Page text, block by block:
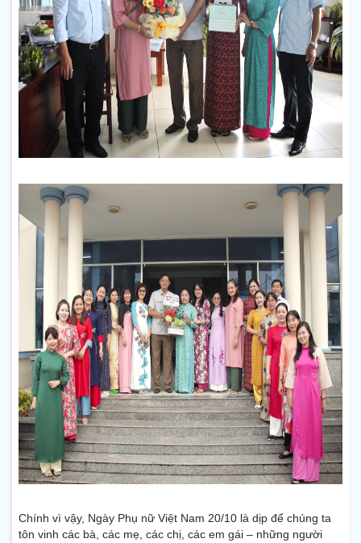
Chính vì vậy, Ngày Phụ nữ Việt Nam 20/10 là dịp để chúng ta
tôn vinh các bà, các mẹ, các chị, các em gái – những người